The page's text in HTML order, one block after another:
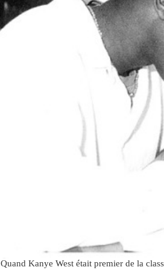
Quand Kanye West était premier de la